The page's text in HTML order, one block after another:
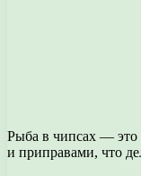
Рыба в чипсах — это
и приправами, что